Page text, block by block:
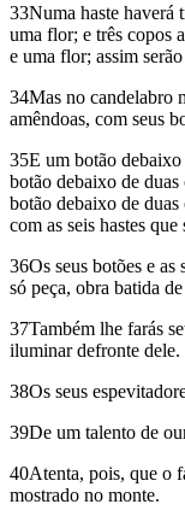
33Numa haste haverá
uma flor; e três copos
e uma flor; assim
34Mas no candelabro
amêndoas, com seus
35E um botão debaixo
botão debaixo de duas
botão debaixo de duas
com as seis hastes
36Os seus botões e as
só peça, obra batida
37Também lhe farás
iluminar defronte dele.
38Os seus
39De um talento de
40Atenta, pois, que o
mostrado no monte.